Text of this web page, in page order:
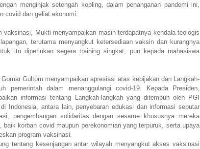
menginjak setengah kopling, dalam penanganan pandemi ini,
covid dan geliat ekonomi.
vaksinasi, Mukti menyampaikan masih terdapatnya kendala teologis
terutama menyangkut ketersediaan vaksin dan kurangnya
itu diperlukan segera training singkat, pun kepada mahasiswa
Gultom menyampaikan apresiasi atas kebijakan dan Langkah-
pemerintah dalam menanggulangi covid-19. Kepada Presiden,
informasi tentang Langkah-langkah yang ditempuh oleh PGI
di Indonesia, antara lain, penyebaran edukasi dan informasi seputar
pengembangan solidaritas dengan sesame khususnya mereka
baik korban covid maupun perekonomian yang terpuruk, serta upaya
program vaksinasi.
tentang kesenjangan antar wilayah menyangkut akses vaksinasi